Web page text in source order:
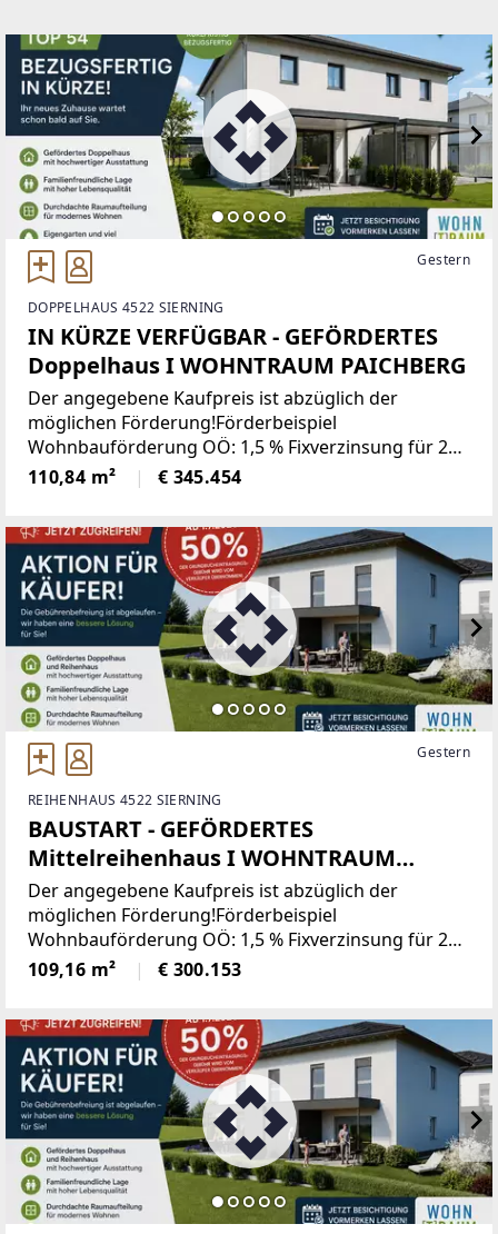
Gestern
DOPPELHAUS 4522 SIERNING
IN KÜRZE VERFÜGBAR - GEFÖRDERTES
Doppelhaus I WOHNTRAUM PAICHBERG
Der angegebene Kaufpreis ist abzüglich der
möglichen Förderung!Förderbeispiel
Wohnbauförderung OÖ: 1,5 % Fixverzinsung für 20
Jahre!Familie (2 Erwachsene und 2 Kinder),
Einkommensgrenze € 100.000,-- wird nicht
110,84 m² € 345.454
Gestern
REIHENHAUS 4522 SIERNING
BAUSTART - GEFÖRDERTES
Mittelreihenhaus I WOHNTRAUM
PAICHBERG
Der angegebene Kaufpreis ist abzüglich der
möglichen Förderung!Förderbeispiel
Wohnbauförderung OÖ: 1,5 % Fixverzinsung für 20
Jahre! Familie (2 Erwachsene und 2 Kinder),
Einkommensgrenze € 100.000,-- wird nicht
109,16 m² € 300.153